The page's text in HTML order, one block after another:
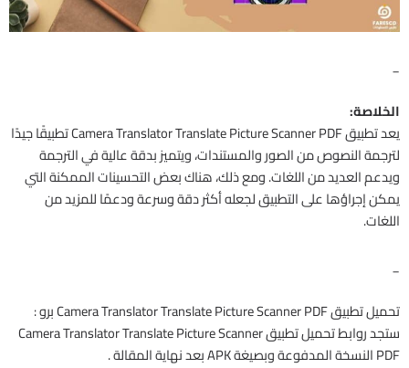
_
الخلاصة:
يعد تطبيق Camera Translator Translate Picture Scanner PDF تطبيقًا جيدًا
لترجمة النصوص من الصور والمستندات، ويتميز بدقة عالية في الترجمة
ويدعم العديد من اللغات. ومع ذلك، هناك بعض التحسينات الممكنة التي
يمكن إجراؤها على التطبيق لجعله أكثر دقة وسرعة ودعمًا للمزيد من
اللغات.
_
تحميل تطبيق Camera Translator Translate Picture Scanner PDF برو :
ستجد روابط تحميل تطبيق Camera Translator Translate Picture Scanner
PDF النسخة المدفوعة وبصيغة APK بعد نهاية المقالة .